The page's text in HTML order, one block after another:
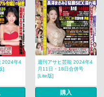
2024年4
]
週刊アサヒ芸能 2024年4
月11日・18日合併号
[Lite版]
購入